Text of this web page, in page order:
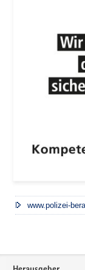
www.polizei-
Footer-